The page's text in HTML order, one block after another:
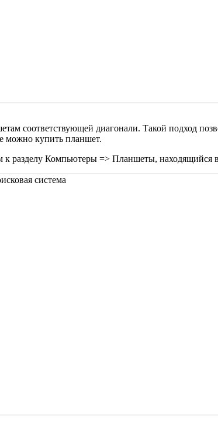
соответствующей диагонали. Такой подход
можно купить планшет.
к разделу Компьютеры => Планшеты, находящийся